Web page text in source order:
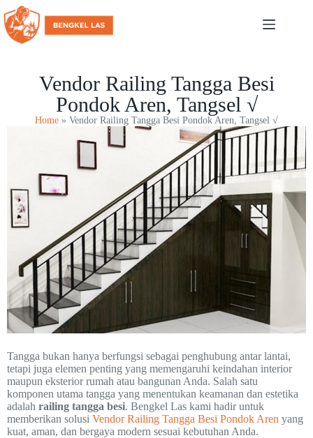
Vendor Railing Tangga Besi
Pondok Aren, Tangsel √
Home » Vendor Railing Tangga Besi Pondok Aren, Tangsel √
Tangga bukan hanya berfungsi sebagai penghubung antar lantai,
tetapi juga elemen penting yang memengaruhi keindahan interior
maupun eksterior rumah atau bangunan Anda. Salah satu
komponen utama tangga yang menentukan keamanan dan estetika
adalah railing tangga besi. Bengkel Las kami hadir untuk
memberikan solusi Vendor Railing Tangga Besi Pondok Aren yang
kuat, aman, dan bergaya modern sesuai kebutuhan Anda.